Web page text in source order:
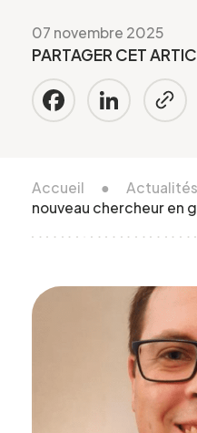
Accueil ● Actualités
nouveau chercheur en
07 novembre 2025
PARTAGER CET
Facebook
LinkedIn